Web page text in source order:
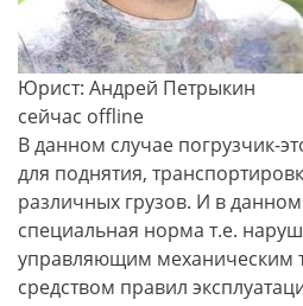
Юрист: Андрей Петрыкин
сейчас offline
В данном случае погрузчик-
для поднятия,
различных грузов. И в данном
специальная норма т.е.
управляющим механическим
средством правил